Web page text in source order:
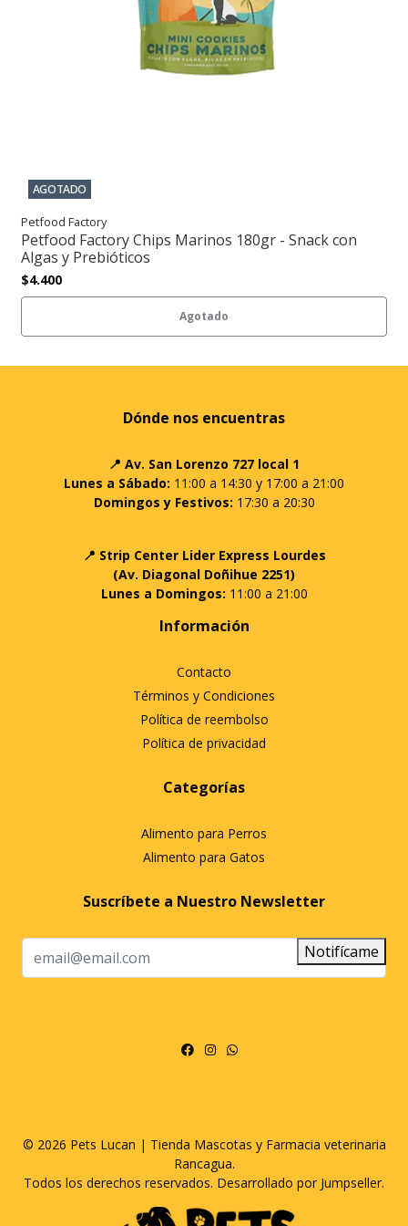
AGOTADO
Petfood Factory
Petfood Factory Chips Marinos 180gr - Snack con
Algas y Prebióticos
$4.400
Agotado
Dónde nos encuentras
📍 Av. San Lorenzo 727 local 1
Lunes a Sábado: 11:00 a 14:30 y 17:00 a 21:00
Domingos y Festivos: 17:30 a 20:30
📍 Strip Center Lider Express Lourdes
(Av. Diagonal Doñihue 2251)
Lunes a Domingos: 11:00 a 21:00
Información
Contacto
Términos y Condiciones
Política de reembolso
Política de privacidad
Categorías
Alimento para Perros
Alimento para Gatos
Suscríbete a Nuestro Newsletter
Notifícame
© 2026 Pets Lucan | Tienda Mascotas y Farmacia veterinaria
Rancagua.
Todos los derechos reservados. Desarrollado por Jumpseller.